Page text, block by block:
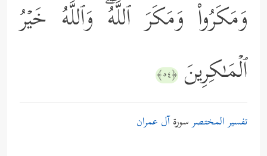
وَمَكَرُواْ وَمَكَرَ ٱللَّهُۖ وَٱللَّهُ خَیۡرُ
ٱلۡمَـٰكِرِینَ ﴿٥٤﴾
تفسير المختصرسورةآل عمران